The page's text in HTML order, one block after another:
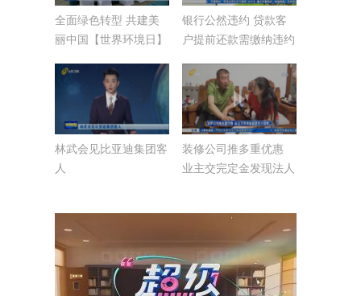
全面绿色转型 共建美
丽中国【世界环境日】
银行公然违约 贷款客
户提前还款需缴纳违约
林武会见比亚迪集团客
人
装修公司推多重优惠
业主交完定金发现法人